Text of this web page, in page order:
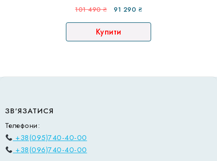
101 490₴
Оригінальна
ціна:
101
490 ₴.
91 290 ₴Поточна
ціна:
290 ₴.
Купити
ЗВ'ЯЗАТИСЯ
Телефони:
+38(095)740-40-00
+38(096)740-40-00